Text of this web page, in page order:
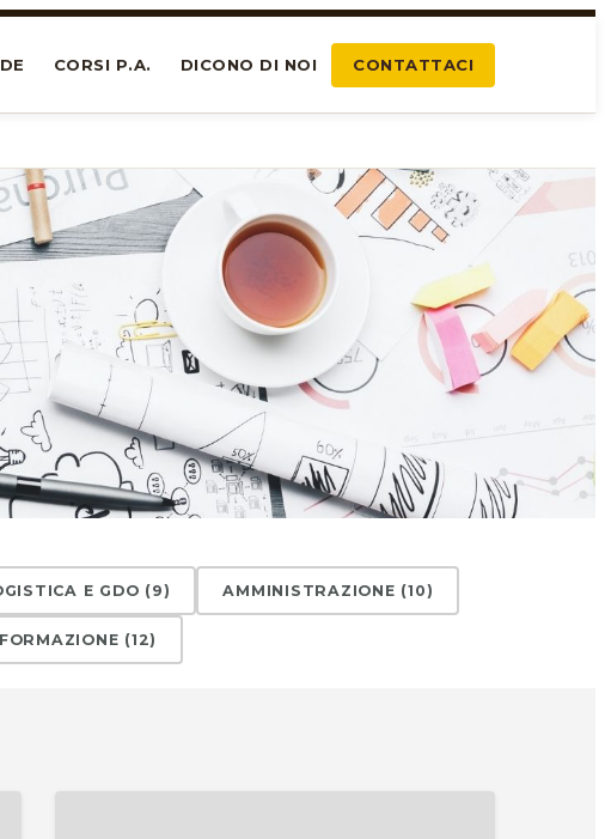
CORSI P.A. DICONO DI NOI CONTATTACI
E GDO (9) AMMINISTRAZIONE (10)
FORMAZIONE (12)